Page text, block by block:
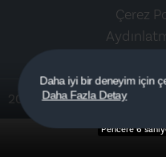
Daha iyi bir deneyim için
Daha Fazla Detay
Çerez
2026©Duca®
Pencere 5